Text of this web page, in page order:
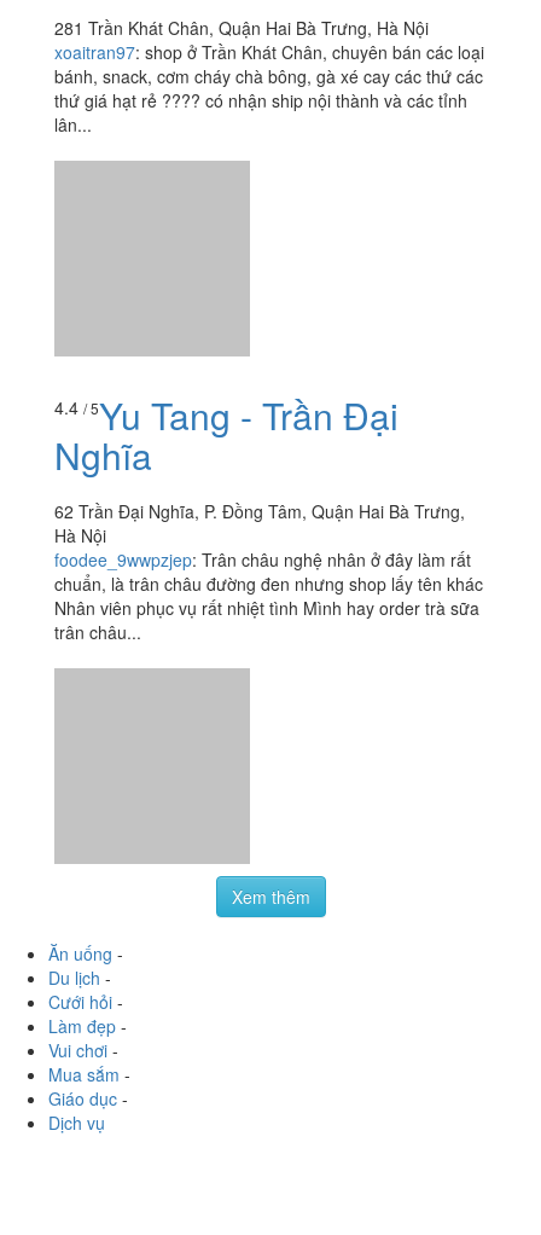
281 Trần Khát Chân, Quận Hai Bà Trưng, Hà Nội
xoaitran97: shop ở Trần Khát Chân, chuyên bán các loại
bánh, snack, cơm cháy chà bông, gà xé cay các thứ các
thứ giá hạt rẻ ???? có nhận ship nội thành và các tỉnh
lân...
4.4 / 5Yu Tang - Trần Đại
Nghĩa
62 Trần Đại Nghĩa, P. Đồng Tâm, Quận Hai Bà Trưng,
Hà Nội
foodee_9wwpzjep: Trân châu nghệ nhân ở đây làm rất
chuẩn, là trân châu đường đen nhưng shop lấy tên khác
Nhân viên phục vụ rất nhiệt tình Mình hay order trà sữa
trân châu...
Xem thêm
Ăn uống -
Du lịch -
Cưới hỏi -
Làm đẹp -
Vui chơi -
Mua sắm -
Giáo dục -
Dịch vụ